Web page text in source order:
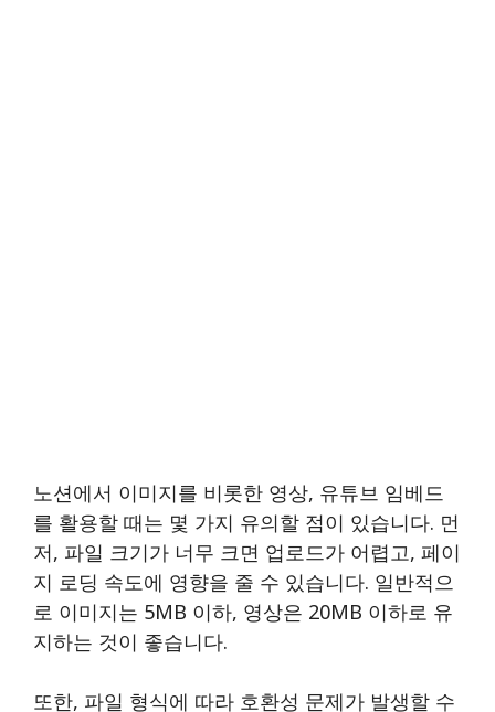
노션에서 이미지를 비롯한 영상, 유튜브 임베드
를 활용할 때는 몇 가지 유의할 점이 있습니다. 먼
저, 파일 크기가 너무 크면 업로드가 어렵고, 페이
지 로딩 속도에 영향을 줄 수 있습니다. 일반적으
로 이미지는 5MB 이하, 영상은 20MB 이하로 유
지하는 것이 좋습니다.
또한, 파일 형식에 따라 호환성 문제가 발생할 수